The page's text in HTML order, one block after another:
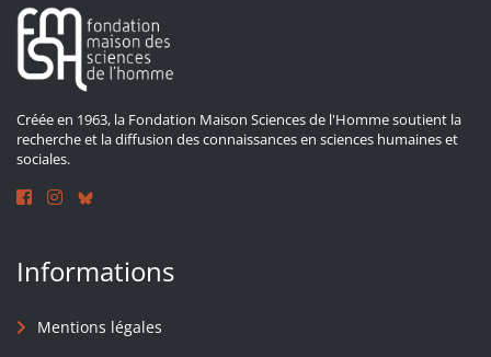
Créée en 1963, la Fondation Maison Sciences de l'Homme soutient la
recherche et la diffusion des connaissances en sciences humaines et
sociales.
Informations
Mentions légales